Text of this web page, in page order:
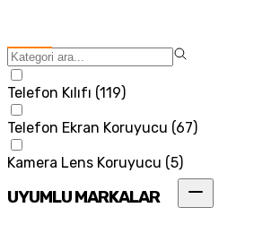
Telefon Kılıfı (119)
Telefon Ekran Koruyucu (67)
Kamera Lens Koruyucu (5)
UYUMLU MARKALAR